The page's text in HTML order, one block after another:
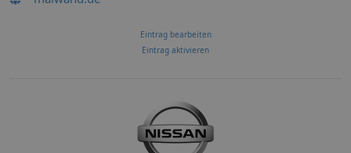
Eintrag bearbeiten
Eintrag aktivieren